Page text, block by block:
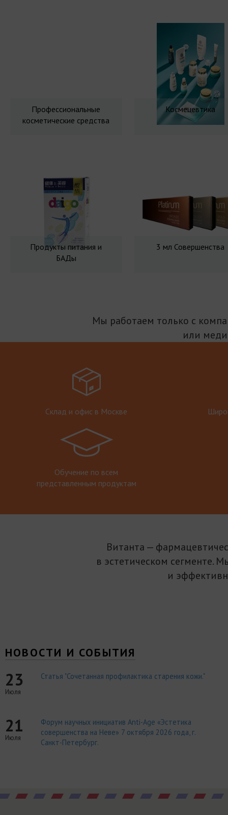
Профессиональные
косметические средства
Космецевтика
Продукты питания и
БАДы
3 мл Совершенства
Мы работаем только с
или
Склад и офис в Москве
Обучение по всем
представленным продуктам
Витанта —
в эстетическом сегменте.
и
НОВОСТИ И СОБЫТИЯ
23
Июля
Статья "Сочетанная профилактика старения кожи."
21
Июля
Форум научных инициатив Anti-Age «Эстетика
совершенства на Неве» 7 октября 2026 года, г.
Санкт-Петербург.